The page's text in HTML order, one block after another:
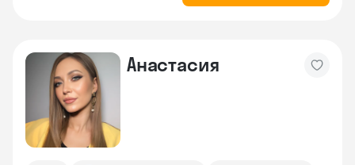
Анастасия